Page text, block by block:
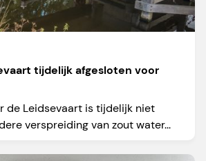
tijdelijk afgesloten voor
de Leidsevaart is tijdelijk niet
verspreiding van zout water...